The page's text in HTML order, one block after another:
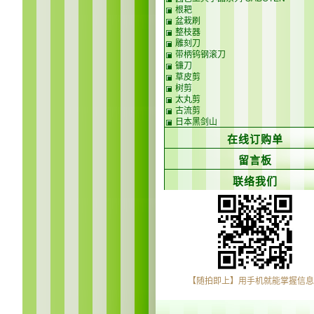
根耙
盆栽刷
整枝器
雕刻刀
带柄钨钢滚刀
镰刀
草皮剪
树剪
太丸剪
古流剪
日本黑剑山
在线订购单
留言板
联络我们
【随拍即上】用手机就能掌握信